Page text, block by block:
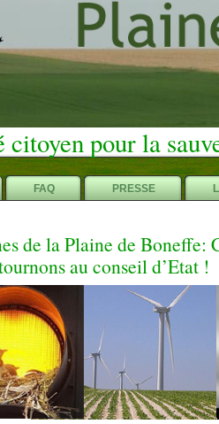
citoyen pour la
FAQ PRESSE
de la Plaine de Boneffe:
au conseil d’Etat !